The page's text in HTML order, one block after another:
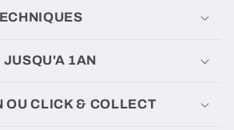
1AN
OU CLICK & COLLECT